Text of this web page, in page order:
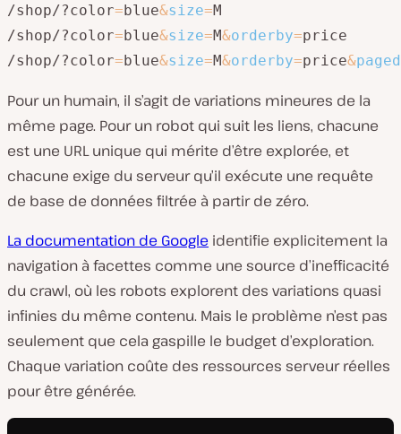
/shop/?color=blue&size=M
/shop/?color=blue&size=M&orderby=price
/shop/?color=blue&size=M&orderby=price&paged
Pour un humain, il s’agit de variations mineures de la
même page. Pour un robot qui suit les liens, chacune
est une URL unique qui mérite d’être explorée, et
chacune exige du serveur qu’il exécute une requête
de base de données filtrée à partir de zéro.
La documentation de Google identifie explicitement la
navigation à facettes comme une source d’inefficacité
du crawl, où les robots explorent des variations quasi
infinies du même contenu. Mais le problème n’est pas
seulement que cela gaspille le budget d’exploration.
Chaque variation coûte des ressources serveur réelles
pour être générée.